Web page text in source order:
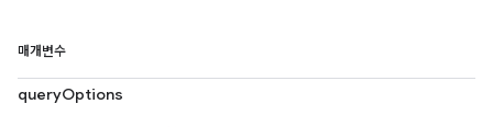
매개변수
queryOptions